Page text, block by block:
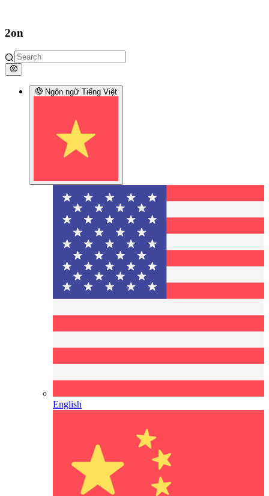
2on
Ngôn ngữ Tiếng Việt
English